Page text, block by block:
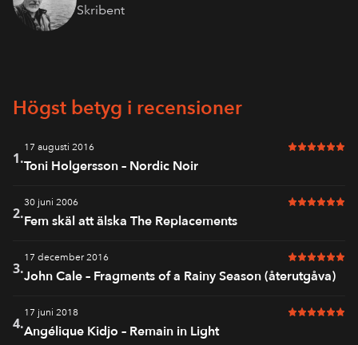
Skribent
Högst betyg i recensioner
1.
17 augusti 2016 6 av 6 i
Toni Holgersson – Nordic Noir
2.
30 juni 2006 6 av 6 i
Fem skäl att älska The Replacements
3.
17 december 2016 6 av 6 i
John Cale – Fragments of a Rainy Season (återutgåva)
4.
17 juni 2018 6 av 6 i
Angélique Kidjo – Remain in Light